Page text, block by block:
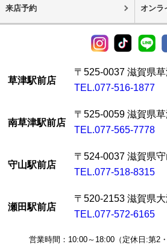
来店予約 オンラ
草津駅前店
〒525-0037 滋賀県
TEL.077-516-1877
南草津駅前店
〒525-0059 滋賀県
TEL.077-565-7778
守山駅前店
〒524-0037 滋賀県
TEL.077-518-8315
瀬田駅前店
〒520-2153 滋賀県
TEL.077-572-6165
営業時間：10:00～18:00（定休日:第2